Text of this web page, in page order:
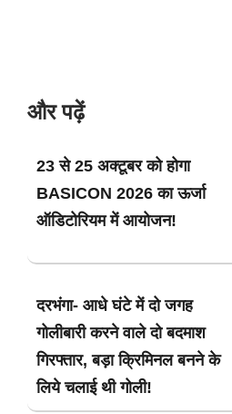
और पढ़ें
23 से 25 अक्टूबर को होगा
BASICON 2026 का ऊर्जा
ऑडिटोरियम में आयोजन!
दरभंगा- आधे घंटे में दो जगह
गोलीबारी करने वाले दो बदमाश
गिरफ्तार, बड़ा क्रिमिनल बनने के
लिये चलाई थी गोली!